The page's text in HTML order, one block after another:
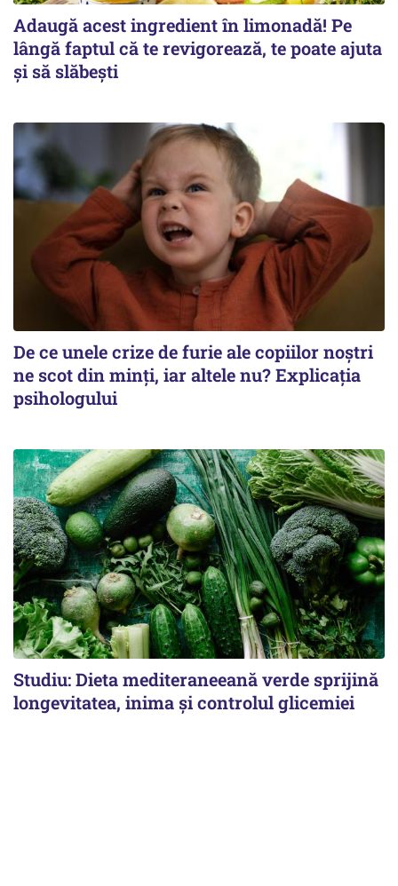
Adaugă acest ingredient în limonadă! Pe
lângă faptul că te revigorează, te poate ajuta
și să slăbești
De ce unele crize de furie ale copiilor noștri
ne scot din minți, iar altele nu? Explicația
psihologului
Studiu: Dieta mediteraneeană verde sprijină
longevitatea, inima și controlul glicemiei